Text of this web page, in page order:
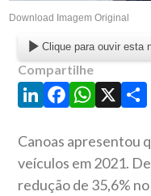
Download Imagem Original
Clique para ouvir esta
Compartilhe
LinkedIn
Facebook
X
Canoas apresentou
veículos em 2021.
redução de 35,6%